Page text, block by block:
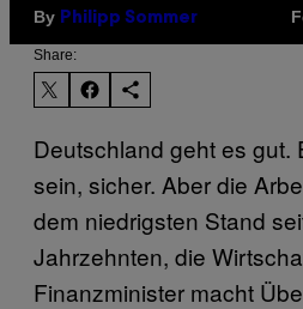
By Philipp Sommer
Share:
Deutschland geht es gut.
sein, sicher. Aber die
dem niedrigsten Stand
Jahrzehnten, die
Finanzminister macht